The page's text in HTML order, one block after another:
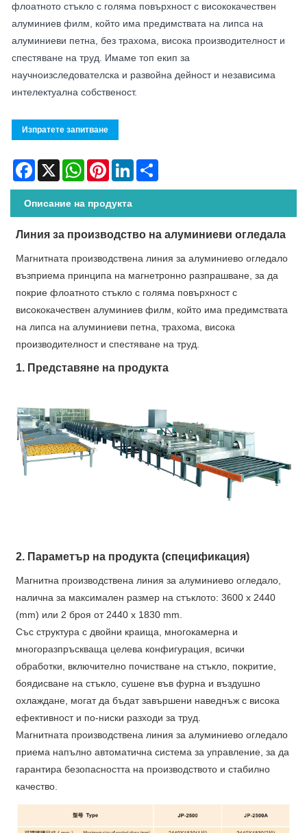
флоатното стъкло с голяма повърхност с висококачествен
алуминиев филм, който има предимствата на липса на
алуминиеви петна, без трахома, висока производителност и
спестяване на труд. Имаме топ екип за
научноизследователска и развойна дейност и независима
интелектуална собственост.
Изпратете запитване
Facebook
X WhatsAppPinterestLinkedIn
Описание на продукта
Линия за производство на алуминиеви огледала
Магнитната производствена линия за алуминиево огледало
възприема принципа на магнетронно разпрашване, за да
покрие флоатното стъкло с голяма повърхност с
висококачествен алуминиев филм, който има предимствата
на липса на алуминиеви петна, трахома, висока
производителност и спестяване на труд.
1. Представяне на продукта
2. Параметър на продукта (спецификация)
Магнитна производствена линия за алуминиево огледало,
налична за максимален размер на стъклото: 3600 x 2440
(mm) или 2 броя от 2440 x 1830 mm.
Със структура с двойни краища, многокамерна и
многоразпръскваща целева конфигурация, всички
обработки, включително почистване на стъкло, покритие,
боядисване на стъкло, сушене във фурна и въздушно
охлаждане, могат да бъдат завършени наведнъж с висока
ефективност и по-ниски разходи за труд.
Магнитната производствена линия за алуминиево огледало
приема напълно автоматична система за управление, за да
гарантира безопасността на производството и стабилно
качество.